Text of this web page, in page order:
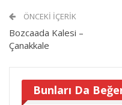
ÖNCEKI İÇERIK
Bozcaada Kalesi –
Çanakkale
Bunları Da